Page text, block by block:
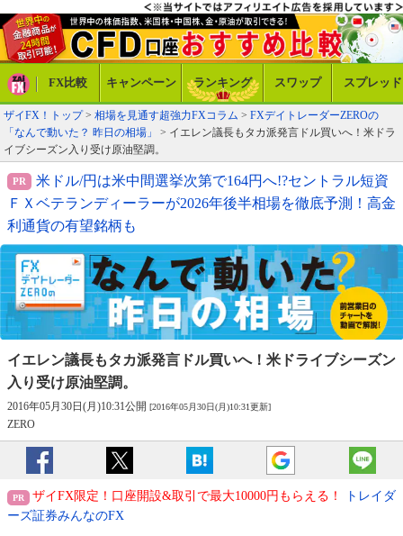
FX比較 キャンペーン ランキング スワップ スプレッド
ザイFX！トップ> 相場を見通す超強力FXコラム > FXデイトレーダーZEROの
「なんで動いた？ 昨日の相場」
> イエレン議長もタカ派発言ドル買いへ！米ドラ
イブシーズン入り受け原油堅調。
米ドル/円は米中間選挙次第で164円へ!?セントラル短資
ＦＸベテランディーラーが2026年後半相場を徹底予測！高金
利通貨の有望銘柄も
イエレン議長もタカ派発言ドル買いへ！ 米ドライブシーズン
入り受け原油堅調。
2016年05月30日(月)10:31公開 [2016年05月30日(月)10:31更新]
ZERO
ザイFX限定！口座開設&取引で最大10000円もらえる！
トレイダ
ーズ証券みんなのFX